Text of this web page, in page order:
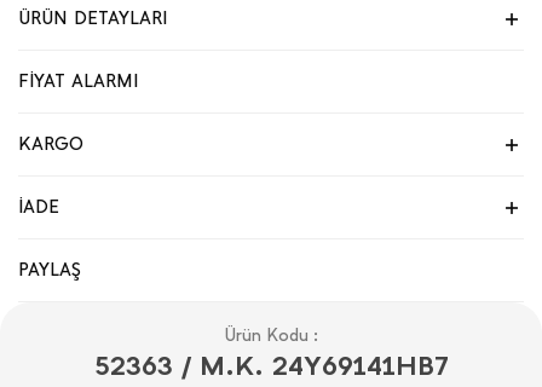
ÜRÜN DETAYLARI
FİYAT ALARMI
KARGO
İADE
PAYLAŞ
Ürün Kodu :
52363 / M.K. 24Y69141HB7